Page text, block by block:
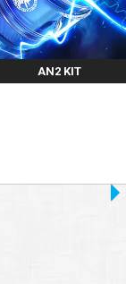
AN2 KIT